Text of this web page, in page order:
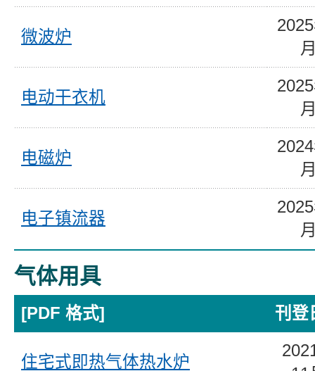
微波炉
电动干衣机
电磁炉
电子镇流器
气体用具
[PDF 格式] 刊登
住宅式即热气体热水炉